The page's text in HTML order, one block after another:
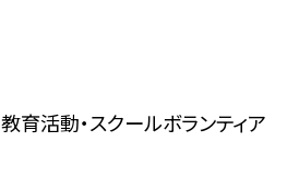
教育活動・スクールボランティア